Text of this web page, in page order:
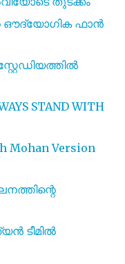
ഔദ്യോഗിക ഫാൻ
STAND WITH
Mohan Version
ടീമിൽ